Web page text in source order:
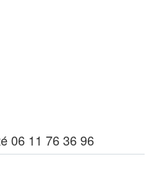
06 11 76 36 96